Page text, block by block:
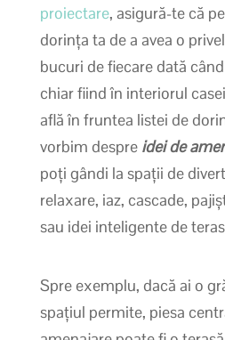
proiectare, asigură-te că
dorința ta de a avea o
bucuri de fiecare dată
chiar fiind în interiorul
află în fruntea listei de
vorbim despre idei de
poți gândi la spații de
relaxare, iaz, cascade,
sau idei inteligente de
Spre exemplu, dacă ai o
spațiul permite, piesa